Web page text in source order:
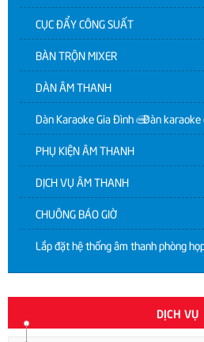
CỤC ĐẨY CÔNG SUẤT
BÀN TRỘN MIXER
DÀN ÂM THANH
Dàn Karaoke Gia Đình | Dàn
PHỤ KIỆN ÂM THANH
DỊCH VỤ ÂM THANH
CHUÔNG BÁO GIỜ
Lắp đặt hệ thống âm thanh phòng
DỊCH VỤ